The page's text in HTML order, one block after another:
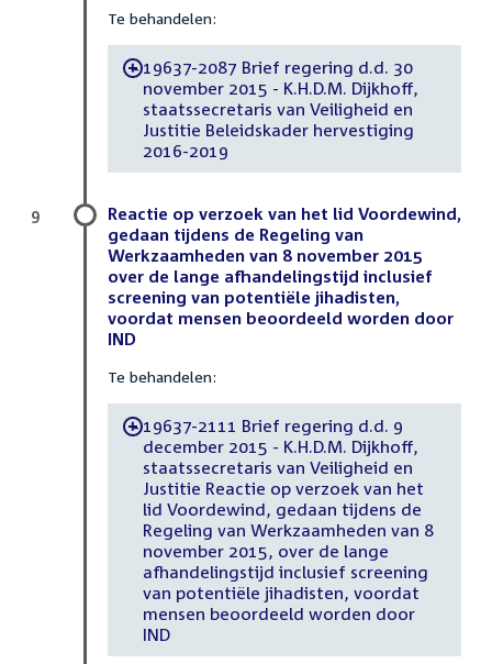
Te behandelen:
-19637-2087 Brief regering d.d. 30
november 2015 - K.H.D.M. Dijkhoff,
staatssecretaris van Veiligheid en
Justitie Beleidskader hervestiging
2016-2019
Reactie op verzoek van het lid Voordewind,
gedaan tijdens de Regeling van
Werkzaamheden van 8 november 2015
over de lange afhandelingstijd inclusief
screening van potentiële jihadisten,
voordat mensen beoordeeld worden door
IND
Te behandelen:
-19637-2111 Brief regering d.d. 9
december 2015 - K.H.D.M. Dijkhoff,
staatssecretaris van Veiligheid en
Justitie Reactie op verzoek van het
lid Voordewind, gedaan tijdens de
Regeling van Werkzaamheden van 8
november 2015, over de lange
afhandelingstijd inclusief screening
van potentiële jihadisten, voordat
mensen beoordeeld worden door
IND
9